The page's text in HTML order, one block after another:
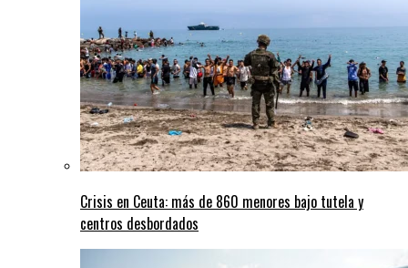
Crisis en Ceuta: más de 860 menores bajo tutela y
centros desbordados